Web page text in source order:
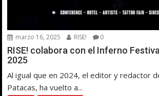
marzo 16, 2025 RISE! 0
RISE! colabora con el Inferno
2025
Al igual que en 2024, el editor y redactor
Patacas, ha vuelto a...